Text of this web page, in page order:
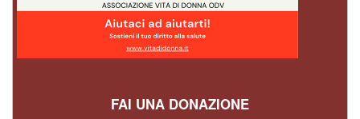
FAI UNA DONAZIONE